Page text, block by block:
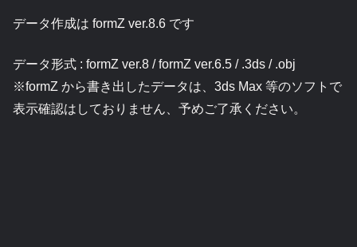
データ作成は formZ ver.8.6 です
データ形式 : formZ ver.8 / formZ ver.6.5 / .3ds / .obj
※formZ から書き出したデータは、3ds Max 等のソフトで
表示確認はしておりません、予めご了承ください。